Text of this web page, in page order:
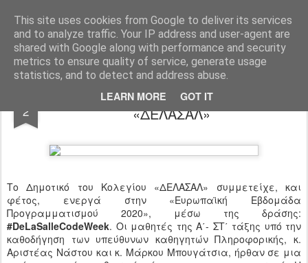
This site uses cookies from Google to deliver its services
and to analyze traffic. Your IP address and user-agent are
shared with Google along with performance and security
metrics to ensure quality of service, generate usage
statistics, and to detect and address abuse.
LEARN MORE GOT IT
Ιδιωτικό Δημοτικό Σχολείο "Ι.Μ.ΔΕΛΑΣΑΛ"
2
«EU Code Week 2020» στο Δημοτικό
«ΔΕΛΑΣΑΛ»
Το Δημοτικό του Κολεγίου «ΔΕΛΑΣΑΛ» συμμετείχε, και
φέτος, ενεργά στην «Ευρωπαϊκή Εβδομάδα
Προγραμματισμού 2020», μέσω της δράσης:
#DeLaSalleCodeWeek. Οι μαθητές της Α΄- ΣΤ΄ τάξης υπό την
καθοδήγηση των υπεύθυνων καθηγητών Πληροφορικής, κ.
Αριστέας Νάστου και κ. Μάρκου Μπουγάτσια, ήρθαν σε μια